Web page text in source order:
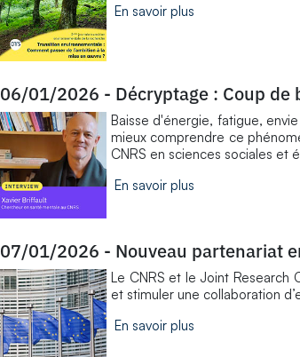
En savoir plus
06/01/2026 - Décryptage : Coup
Baisse d'énergie, fatigue,
mieux comprendre ce
CNRS en sciences sociales et
En savoir plus
07/01/2026 - Nouveau partenariat
Le CNRS et le Joint
et stimuler une collaboration
En savoir plus